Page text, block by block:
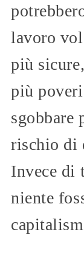
lavoro
più
più
sgobbare
rischio di
Invece di
niente